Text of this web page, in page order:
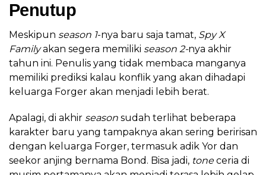
Penutup
Meskipun season 1-nya baru saja tamat, Spy X
Familyakan segera memiliki season 2-nya akhir
tahun ini. Penulis yang tidak membaca manganya
memiliki prediksi kalau konflik yang akan dihadapi
keluarga Forger akan menjadi lebih berat.
Apalagi, di akhir season sudah terlihat beberapa
karakter baru yang tampaknya akan sering beririsan
dengan keluarga Forger, termasuk adik Yor dan
seekor anjing bernama Bond. Bisa jadi, toneceria di